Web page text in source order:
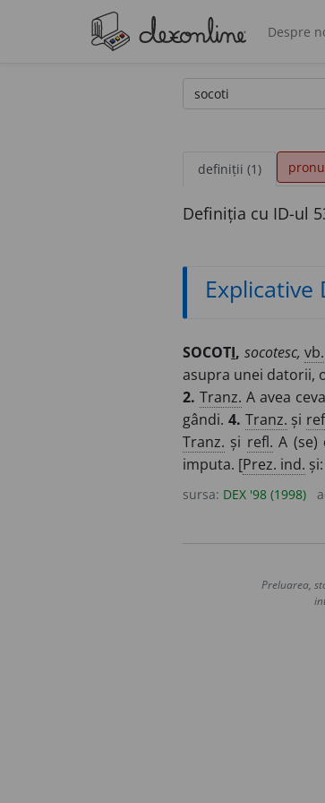
Despre
definiții (1)
Definiția cu ID-ul
Explicative
SOCOTI, socotesc, vb.
asupra unei datorii,
2. Tranz. A avea
gândi. 4. Tranz. și
Tranz. și refl. A (se)
imputa. [Prez. ind.
sursa: DEX '98 (1998)
Preluarea,